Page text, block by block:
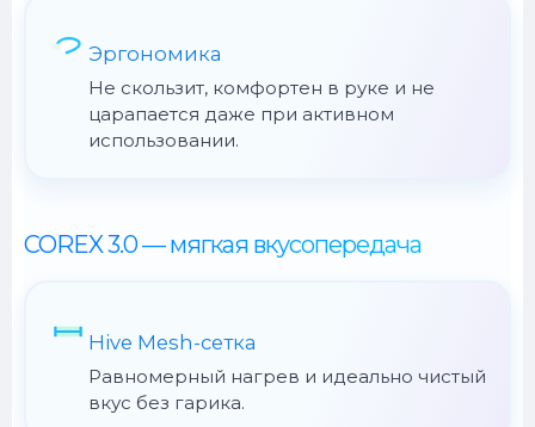
Эргономика
Не скользит, комфортен в руке и не
царапается даже при активном
использовании.
COREX 3.0 — мягкая вкусопередача
Hive Mesh-сетка
Равномерный нагрев и идеально чистый
вкус без гарика.